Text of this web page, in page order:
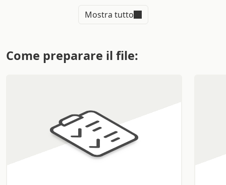
diretta o anche solo perrafforzare il tuo brand
adesivo PVC calpestabile antiscivolo viene realizzato
con una leggera goffratura che rende il nostro
Quali sono i vantaggi della
stampa su PVC calpestabile
pavimenti con PVC adesivipossono fare molto per
voi e per il vostro brand, scegliere una stampa
Mostra tutto
Come preparare il file: